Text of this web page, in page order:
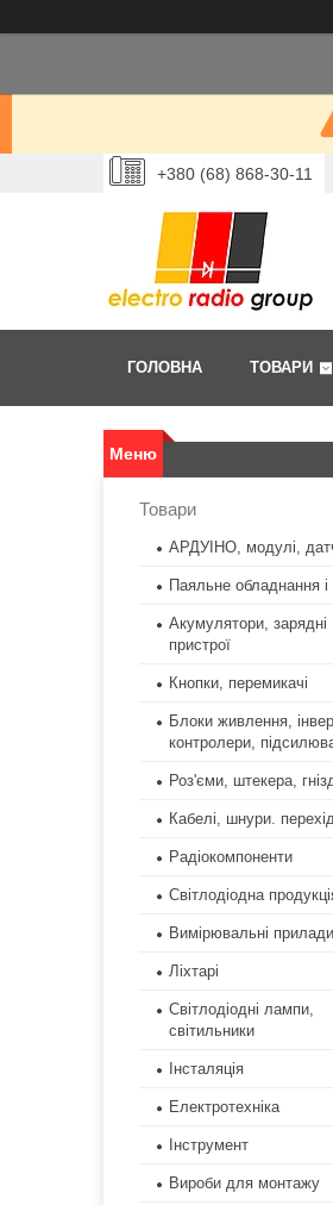
+380 (68) 868-30-11
ГОЛОВНА ТОВАРИ
Товари
АРДУІНО, модулі,
Паяльне обладнання і
Акумулятори, зарядні
пристрої
Кнопки, перемикачі
Блоки живлення,
контролери,
Роз'єми, штекера,
Кабелі, шнури.
Радіокомпоненти
Світлодіодна
Вимірювальні прилади
Ліхтарі
Світлодіодні лампи,
світильники
Інсталяція
Електротехніка
Інструмент
Вироби для монтажу